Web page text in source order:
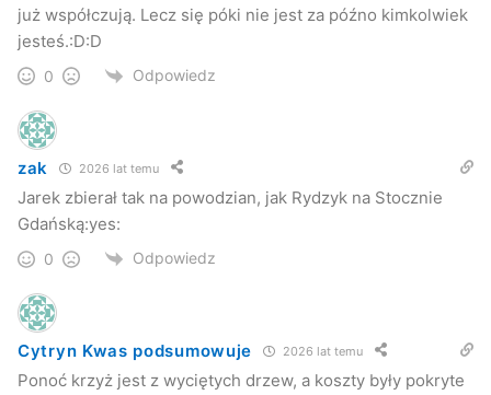
już współczują. Lecz się póki nie jest za późno kimkolwiek
jesteś.:D:D
0 Odpowiedz
zak 2026 lat temu
Jarek zbierał tak na powodzian, jak Rydzyk na Stocznie
Gdańską:yes:
0 Odpowiedz
Cytryn Kwas podsumowuje 2026 lat temu
Ponoć krzyż jest z wyciętych drzew, a koszty były pokryte